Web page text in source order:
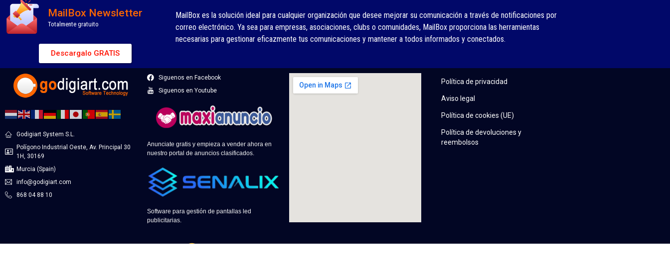
MailBox Newsletter
Totalmente gratuito
Descargalo GRATIS
MailBox es la solución ideal para cualquier organización que desee mejorar su comunicación a través de notificaciones por
correo electrónico. Ya sea para empresas, asociaciones, clubs o comunidades, MailBox proporciona las herramientas
necesarias para gestionar eficazmente tus comunicaciones y mantener a todos informados y conectados.
Godigiart System S.L.
Polígono Industrial Oeste, Av. Principal 30
1H, 30169
Murcia (Spain)
info@godigiart.com
868 04 88 10
Siguenos en Facebook
Siguenos en Youtube
Anunciate gratis y empieza a vender ahora en
nuestro portal de anuncios clasificados.
Software para gestión de pantallas led
publicitarias.
Política de privacidad
Aviso legal
Política de cookies (UE)
Política de devoluciones y
reembolsos